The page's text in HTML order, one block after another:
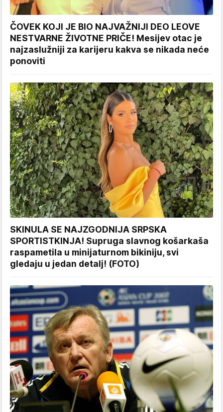
ČOVEK KOJI JE BIO NAJVAŽNIJI DEO LEOVE
NESTVARNE ŽIVOTNE PRIČE! Mesijev otac je
najzaslužniji za karijeru kakva se nikada neće
ponoviti
SKINULA SE NAJZGODNIJA SRPSKA
SPORTISTKINJA! Supruga slavnog košarkaša
raspametila u minijaturnom bikiniju, svi
gledaju u jedan detalj! (FOTO)